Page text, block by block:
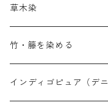
橙色系
青色系
アルカリ剤
補助薬品
捺染に必要な材料
捺染糊
内容量：100g
内容量：500g
バィンダー（定着剤）
増粘剤
黄色系
赤色系
本洋紅
代用朱黄色口
黄色系
ファストエロ―10GN（鮮
青色系
草木染
植物染料
人気のおすすめ植物染料
濃染処理剤｜ソルバッ
竹・籐を染める
人気のおすすめ竹・藤
インディゴピュア（デ